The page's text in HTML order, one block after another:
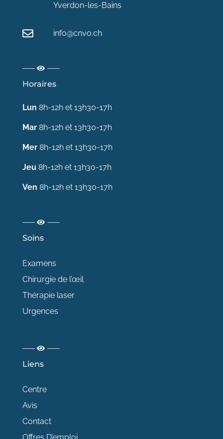
Yverdon-les-Bains
info@cnvo.ch
Horaires
Lun 8h-12h et 13h30-17h
Mar8h-12h et 13h30-17h
Mer8h-12h et 13h30-17h
Jeu8h-12h et 13h30-17h
Ven 8h-12h et 13h30-17h
Soins
Examens
Chirurgie de l’œil
Thérapie laser
Urgences
Liens
Centre
Avis
Contact